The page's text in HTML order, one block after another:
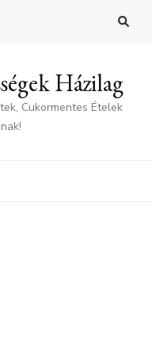
Házilag
Cukormentes Ételek